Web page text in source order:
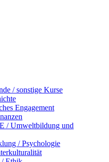
/ sonstige Kurse
Engagement
/ Umweltbildung und
/ Psychologie